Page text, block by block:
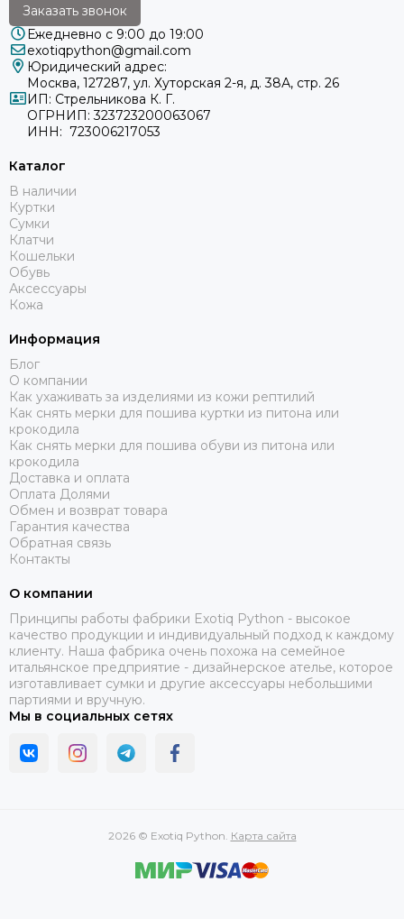
Заказать звонок
Ежедневно с 9:00 до 19:00
exotiqpython@gmail.com
Юридический адрес:
Москва, 127287, ул. Хуторская 2-я, д. 38А, стр. 26
ИП: Стрельникова К. Г.
ОГРНИП: 323723200063067
ИНН: 723006217053
Каталог
В наличии
Куртки
Сумки
Клатчи
Кошельки
Обувь
Аксессуары
Кожа
Информация
Блог
О компании
Как ухаживать за изделиями из кожи рептилий
Как снять мерки для пошива куртки из питона или
крокодила
Как снять мерки для пошива обуви из питона или
крокодила
Доставка и оплата
Оплата Долями
Обмен и возврат товара
Гарантия качества
Обратная связь
Контакты
О компании
Принципы работы фабрики Exotiq Python - высокое
качество продукции и индивидуальный подход к каждому
клиенту. Наша фабрика очень похожа на семейное
итальянское предприятие - дизайнерское ателье, которое
изготавливает сумки и другие аксессуары небольшими
партиями и вручную.
Мы в социальных сетях
2026 © Exotiq Python. Карта сайта